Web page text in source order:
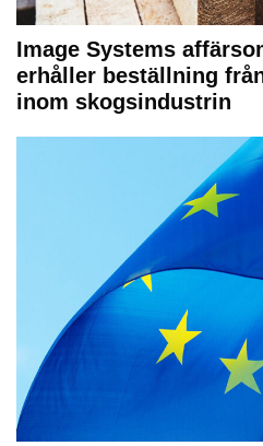
Image Systems
erhåller beställning
inom skogsindustrin